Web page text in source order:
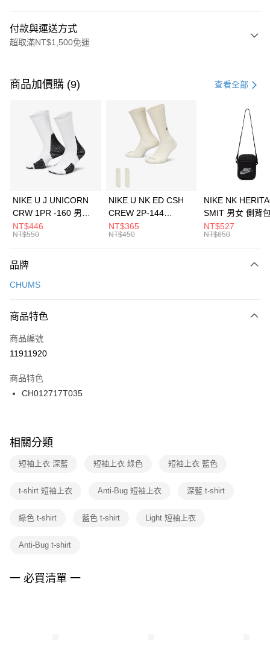
付款與運送方式
超取滿NT$1,500免運
信用卡一次付款
3 期 0 利率 每期 21家銀行
合作金庫商業銀行
第一商業銀行
華南商業銀行
彰化商業銀行
上海商業儲蓄銀行
元大商業銀行
台灣樂天信用卡公司
Apple Pay
全盈+PAY
AFTEE先享後付
【關於「AFTEE先享後付」】
便利好安心！
３．安心：先確認商品／服務後，再付款。
【「AFTEE先享後付」結帳流程】
１．於結帳方式選擇「AFTEE先享後付」後，將跳轉至「AFTEE先享後付」
２．訂單成立數日內，您將收到繳費通知簡訊。
３．收到繳費通知簡訊後14天內，點擊此簡訊中的連結，可透過四大超商／
ATM／網路銀行／等多元方式進行付款，方視為交易完成。
※ 交易是否成功請以「AFTEE先享後付 」之結帳頁面顯示為準，若有關於
是否繳費成功／繳費後需取消欲退款等相關疑問，請聯繫「AFTEE先享後付
客戶支援中心」https://netprotections.freshdesk.com/support/home
１．透過由恩沛科技股份有限公司提供之「AFTEE先享後付」服務完成之交
權轉讓予恩沛科技股份有限公司。
３．未成年的使用者請事先徵得法定代理人或監護人之同意方可使用
４．使用「AFTEE先享後付」時，將依據個別帳號之用戶狀況，依本公司即
運送方式
每筆NT$100，滿NT$1,500(含以上)免運費
宅配
每筆NT$100，滿NT$1,500(含以上)免運費
付款後門市自取
每筆NT$100，滿NT$1,500(含以上)免運費
商品加價購 (9) 查看全部
NIKE U J UNICORN
CRW 1PR -160 男女
中統襪 FZ3393100
NT$446
NT$550
NIKE U NK ED CSH
CREW 2P-144
EMBRDY 男女 短統襪
FZ3073133
NT$365
NT$450
NIKE NK
SMIT 男女 側背
BA5871010
NT$527
NT$650
品牌
CHUMS
商品特色
商品編號
11911920
商品特色
CH012717T035
相關分類
短袖上衣 深藍 短袖上衣 綠色 短袖上衣 藍色
t-shirt 短袖上衣 Anti-Bug 短袖上衣 深藍 t-shirt
綠色 t-shirt 藍色 t-shirt Light 短袖上衣
Anti-Bug t-shirt
一 必買清單 一